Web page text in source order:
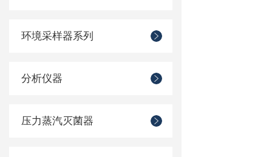
环境采样器系列
分析仪器
压力蒸汽灭菌器